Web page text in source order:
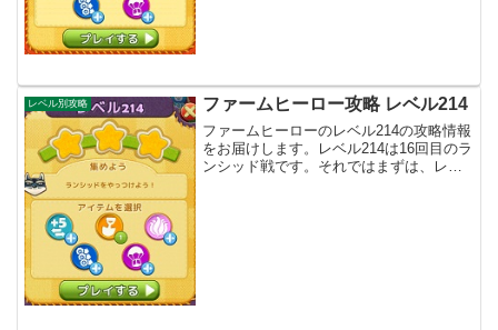
レベル別攻略 ファームヒーロー攻略 レベル214
ファームヒーローのレベル214の攻略情報
をお届けします。レベル214は16回目のラ
ンシッド戦です。それではまずは、レベ